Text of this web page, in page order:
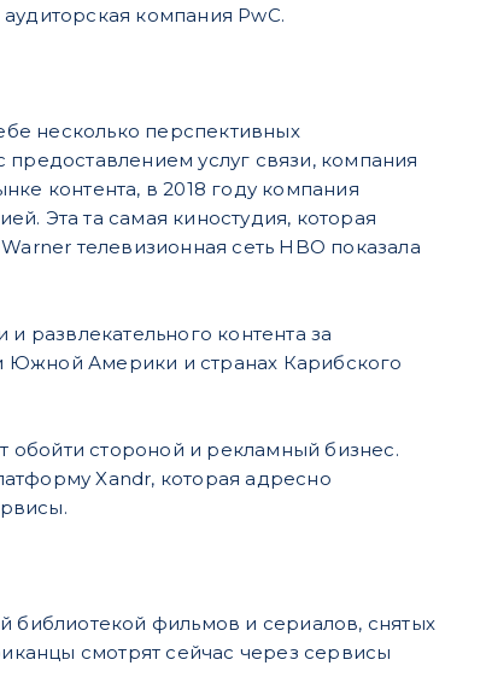
компания PwC.
несколько перспективных
услуг связи, компания
контента, в 2018 году компания
Эта та самая киностудия, которая
телевизионная сеть HBO показала
развлекательного контента за
Америки и странах Карибского
стороной и рекламный бизнес.
Xandr, которая адресно
библиотекой фильмов и сериалов, снятых
смотрят сейчас через сервисы